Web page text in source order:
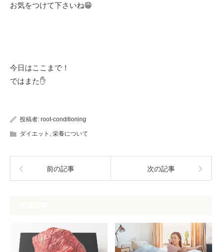
お気をつけて下さいね😁
今日はここまで！
ではまた✋
投稿者: root-conditioning
ダイエット 栄養について
前の記事 次の記事